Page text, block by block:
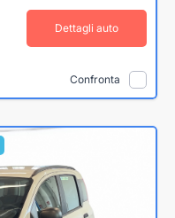
Dettagli auto
Confronta